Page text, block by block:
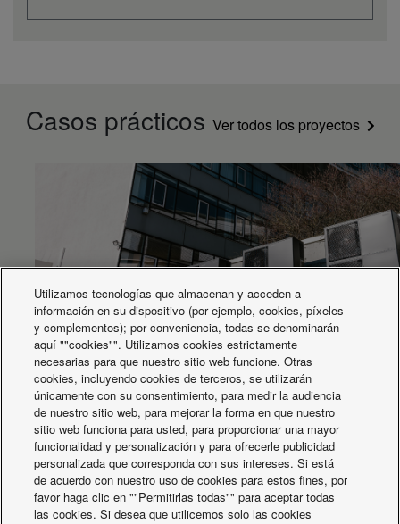
Casos prácticos Ver todos los proyectos
Sistemas de Aquarea en cascada para el edificio
Porsche
Utilizamos tecnologías que almacenan y acceden a
información en su dispositivo (por ejemplo, cookies, píxeles
y complementos); por conveniencia, todas se denominarán
aquí ""cookies"". Utilizamos cookies estrictamente
necesarias para que nuestro sitio web funcione. Otras
cookies, incluyendo cookies de terceros, se utilizarán
únicamente con su consentimiento, para medir la audiencia
de nuestro sitio web, para mejorar la forma en que nuestro
sitio web funciona para usted, para proporcionar una mayor
funcionalidad y personalización y para ofrecerle publicidad
personalizada que corresponda con sus intereses. Si está
de acuerdo con nuestro uso de cookies para estos fines, por
favor haga clic en ""Permitirlas todas"" para aceptar todas
las cookies. Si desea que utilicemos solo las cookies